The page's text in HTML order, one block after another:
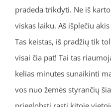
pradeda trikdyti. Ne iš
viskas laiku. Aš išplečiu
Tas keistas, iš pradžių tik
visai čia pat! Tai tas
kelias minutes sunaikinti
vos nuo žemės styrančių